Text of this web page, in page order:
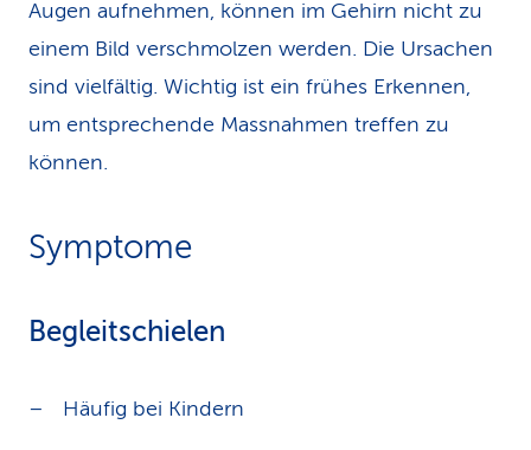
Augen aufnehmen, können im Gehirn nicht zu
einem Bild verschmolzen werden. Die Ursachen
sind vielfältig. Wichtig ist ein frühes Erkennen,
um entsprechende Massnahmen treffen zu
können.
Symptome
Begleitschielen
Häufig bei Kindern